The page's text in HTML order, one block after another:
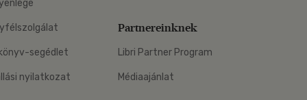
segédlet
nyilatkozat
Partnereinknek
Libri Partner Program
Médiaajánlat